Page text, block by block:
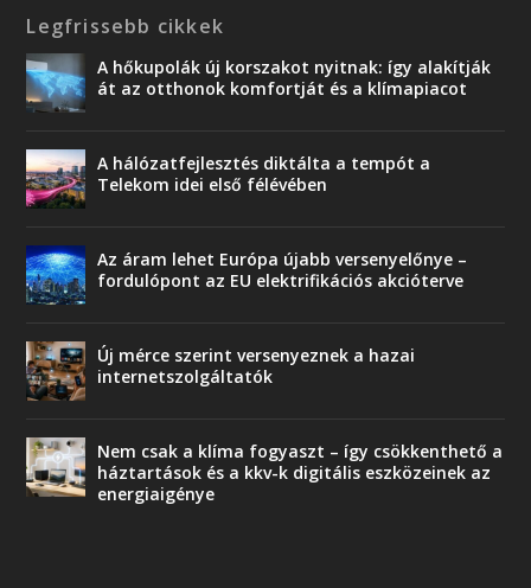
Legfrissebb cikkek
A hőkupolák új korszakot nyitnak: így alakítják
át az otthonok komfortját és a klímapiacot
A hálózatfejlesztés diktálta a tempót a
Telekom idei első félévében
Az áram lehet Európa újabb versenyelőnye –
fordulópont az EU elektrifikációs akcióterve
Új mérce szerint versenyeznek a hazai
internetszolgáltatók
Nem csak a klíma fogyaszt – így csökkenthető a
háztartások és a kkv-k digitális eszközeinek az
energiaigénye